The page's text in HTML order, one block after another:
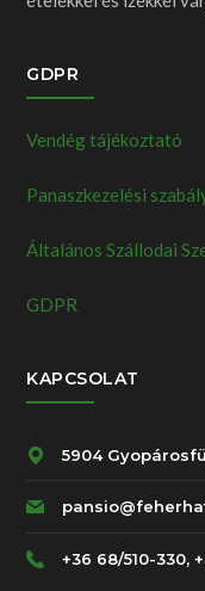
GDPR
Vendég tájékoztató
Panaszkezelési
Általános Szállodai
GDPR
KAPCSOLAT
5904
+36 68/510-330,